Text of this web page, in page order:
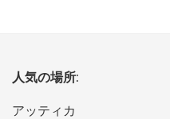
人気の場所:
アッティカ